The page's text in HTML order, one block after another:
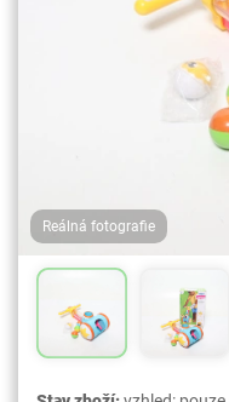
Reálná fotografie